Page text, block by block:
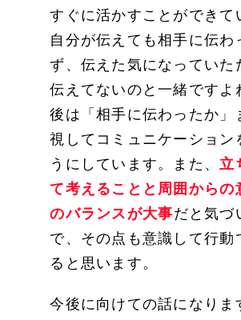
すぐに活かすことができて
自分が伝えても相手に伝わ
ず、伝えた気になっていた
伝えてないのと一緒ですよ
後は「相手に伝わったか」
視してコミュニケーション
うにしています。また、立
て考えることと周囲からの
のバランスが大事だと気づ
で、その点も意識して行動
ると思います。
今後に向けての話になりま